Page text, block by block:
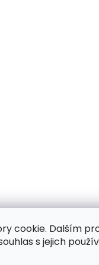
cookie. Dalším
s jejich